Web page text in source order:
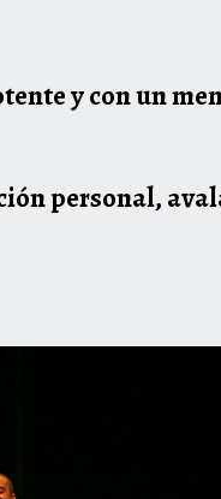
y con un
personal,